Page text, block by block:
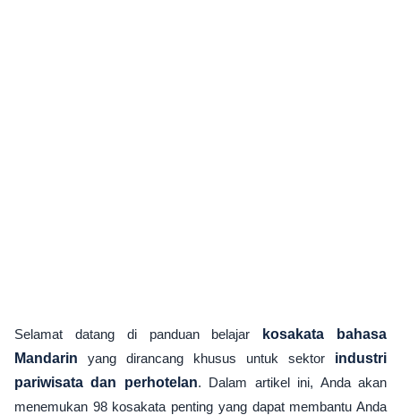
Selamat datang di panduan belajar
kosakata bahasa
Mandarin yang dirancang khusus untuk sektor industri
pariwisata dan perhotelan. Dalam artikel ini, Anda akan
menemukan 98 kosakata penting yang dapat membantu Anda